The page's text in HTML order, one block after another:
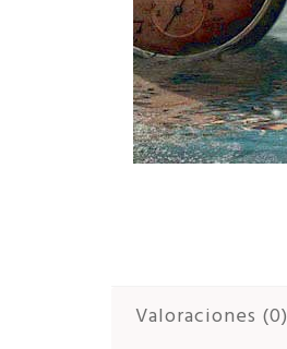
Valoraciones (0)